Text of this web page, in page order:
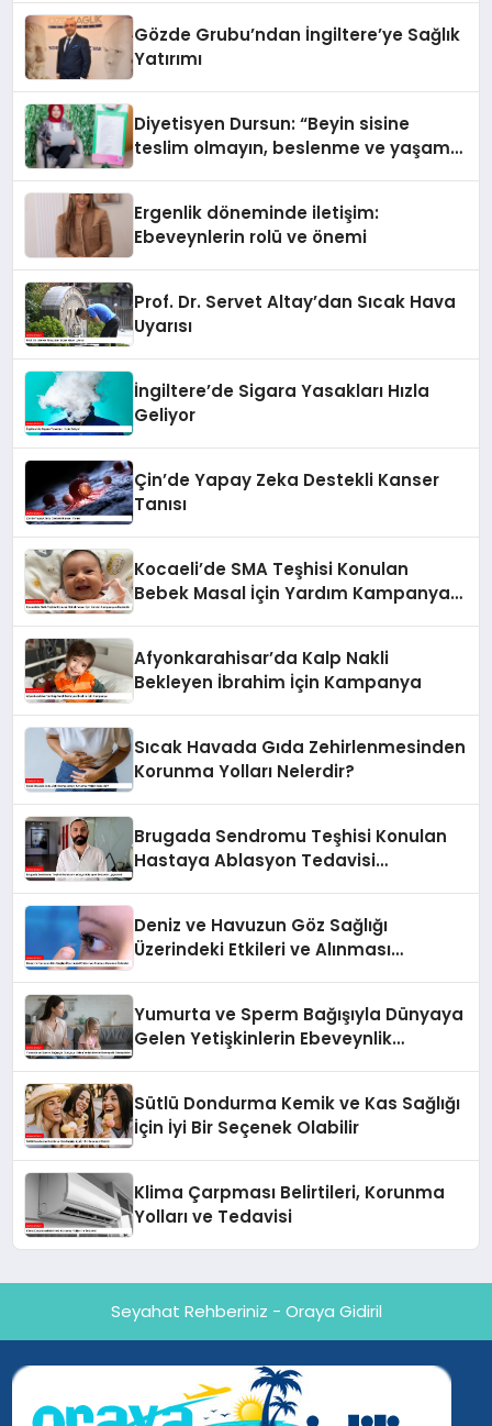
Gözde Grubu’ndan İngiltere’ye Sağlık
Yatırımı
Diyetisyen Dursun: “Beyin sisine
teslim olmayın, beslenme ve yaşam
Ergenlik döneminde iletişim:
Ebeveynlerin rolü ve önemi
Prof. Dr. Servet Altay’dan Sıcak Hava
Uyarısı
İngiltere’de Sigara Yasakları Hızla
Geliyor
Çin’de Yapay Zeka Destekli Kanser
Tanısı
Kocaeli’de SMA Teşhisi Konulan
Bebek Masal İçin Yardım Kampanyası
Afyonkarahisar’da Kalp Nakli
Bekleyen İbrahim İçin Kampanya
Sıcak Havada Gıda Zehirlenmesinden
Korunma Yolları Nelerdir?
Brugada Sendromu Teşhisi Konulan
Hastaya Ablasyon Tedavisi
Deniz ve Havuzun Göz Sağlığı
Üzerindeki Etkileri ve Alınması
Yumurta ve Sperm Bağışıyla Dünyaya
Gelen Yetişkinlerin Ebeveynlik
Sütlü Dondurma Kemik ve Kas Sağlığı
İçin İyi Bir Seçenek Olabilir
Klima Çarpması Belirtileri, Korunma
Yolları ve Tedavisi
Seyahat Rehberiniz - Oraya Gidiril